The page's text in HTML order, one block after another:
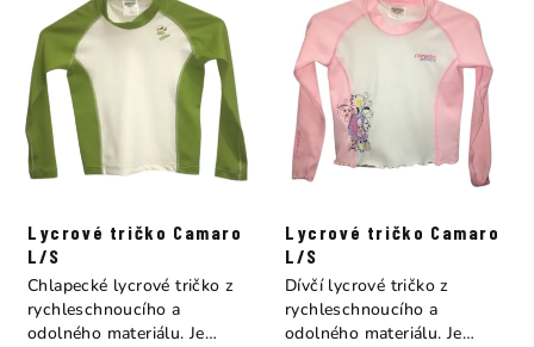
Lycrové tričko Camaro
L/S
Chlapecké lycrové tričko z
rychleschnoucího a
odolného materiálu. Je
Lycrové tričko Camaro
L/S
Dívčí lycrové tričko z
rychleschnoucího a
odolného materiálu. Je